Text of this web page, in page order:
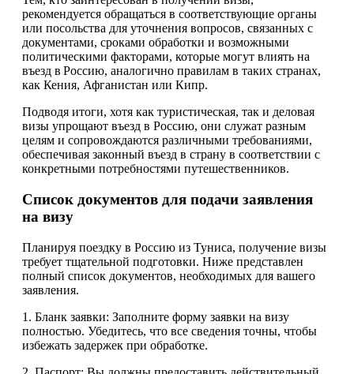
рекомендуется обращаться в соответствующие органы
или посольства для уточнения вопросов, связанных с
документами, сроками обработки и возможными
политическими факторами, которые могут влиять на
въезд в Россию, аналогично правилам в таких странах,
как Кения, Афганистан или Кипр.
Подводя итоги, хотя как туристическая, так и деловая
визы упрощают въезд в Россию, они служат разным
целям и сопровождаются различными требованиями,
обеспечивая законный въезд в страну в соответствии с
конкретными потребностями путешественников.
Список документов для подачи заявления
на визу
Планируя поездку в Россию из Туниса, получение визы
требует тщательной подготовки. Ниже представлен
полный список документов, необходимых для вашего
заявления.
1. Бланк заявки: Заполните форму заявки на визу
полностью. Убедитесь, что все сведения точны, чтобы
избежать задержек при обработке.